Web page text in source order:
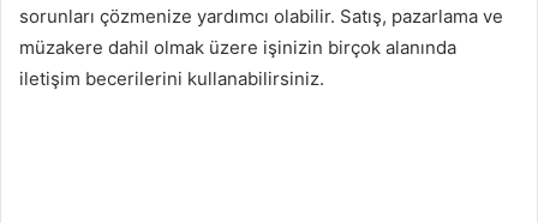
sorunları çözmenize yardımcı olabilir. Satış, pazarlama ve
müzakere dahil olmak üzere işinizin birçok alanında
iletişim becerilerini kullanabilirsiniz.